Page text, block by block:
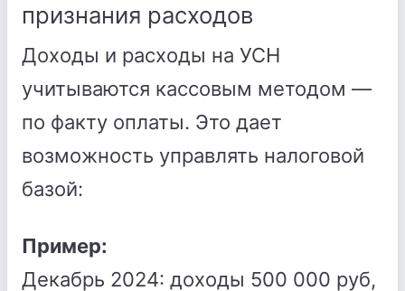
признания расходов
Доходы и расходы на УСН
учитываются кассовым методом —
по факту оплаты. Это дает
возможность управлять налоговой
базой:
Пример:
Декабрь 2024: доходы 500 000 руб,